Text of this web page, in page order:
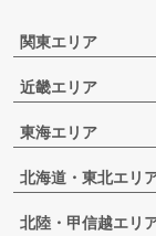
関東エリア
近畿エリア
東海エリア
北海道・東北エリ
北陸・甲信越エリ